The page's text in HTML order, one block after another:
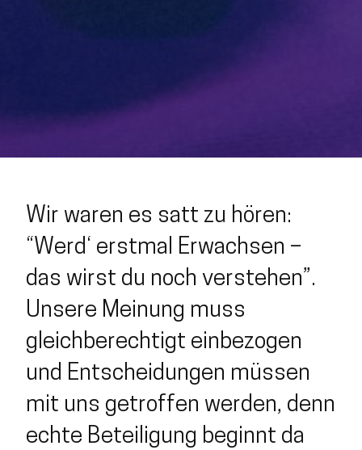
Wir waren es satt zu hören:
“Werd‘ erstmal Erwachsen –
das wirst du noch verstehen”.
Unsere Meinung muss
gleichberechtigt einbezogen
und Entscheidungen müssen
mit uns getroffen werden, denn
echte Beteiligung beginnt da